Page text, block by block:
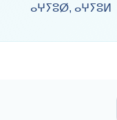
ⴰⵖⵢⵓⵁ, ⴰⵖⵢⵓⵍ